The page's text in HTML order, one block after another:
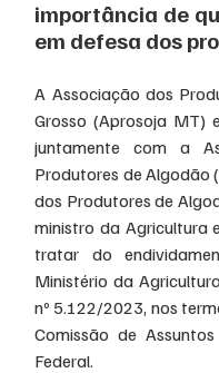
importância de
em defesa dos
A Associação dos
Grosso (Aprosoja MT)
juntamente com a
Produtores de Algodão
dos Produtores de
ministro da Agricultura
tratar do
Ministério da
nº 5.122/2023, nos
Comissão de
Federal.